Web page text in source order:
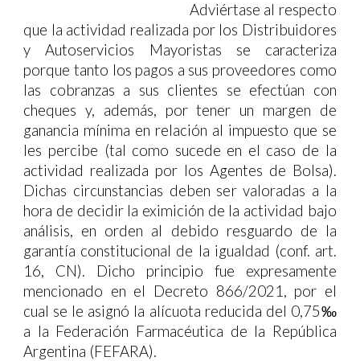
Adviértase al respecto
que la actividad realizada por los Distribuidores
y Autoservicios Mayoristas se caracteriza
porque tanto los pagos a sus proveedores como
las cobranzas a sus clientes se efectúan con
cheques y, además, por tener un margen de
ganancia mínima en relación al impuesto que se
les percibe (tal como sucede en el caso de la
actividad realizada por los Agentes de Bolsa).
Dichas circunstancias deben ser valoradas a la
hora de decidir la eximición de la actividad bajo
análisis, en orden al debido resguardo de la
garantía constitucional de la igualdad (conf. art.
16, CN). Dicho principio fue expresamente
mencionado en el Decreto 866/2021, por el
cual se le asignó la alícuota reducida del 0,75‰
a la Federación Farmacéutica de la República
Argentina (FEFARA).